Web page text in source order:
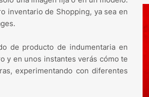
inventario de Shopping, ya sea en
de producto de indumentaria en
y en unos instantes verás cómo te
experimentando con diferentes